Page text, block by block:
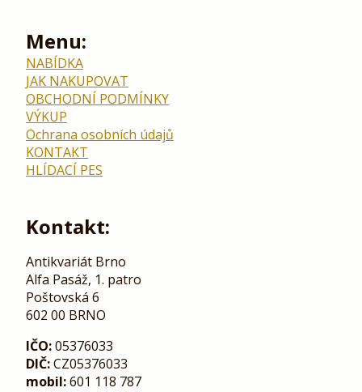
Menu:
NABÍDKA
JAK NAKUPOVAT
OBCHODNÍ PODMÍNKY
VÝKUP
Ochrana osobních údajů
KONTAKT
HLÍDACÍ PES
Kontakt:
Antikvariát Brno
Alfa Pasáž, 1. patro
Poštovská 6
602 00 BRNO
IČO:05376033
DIČ:CZ05376033
mobil:601 118 787